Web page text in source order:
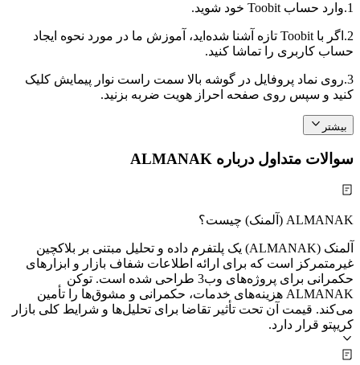
1. وارد حساب Toobit خود شوید.
2.
اگر با Toobit تازه آشنا شده‌اید، آموزش ما در مورد نحوه ایجاد
حساب کاربری را تماشا کنید.
3. روی نماد پروفایل در گوشه بالا سمت راست نوار پیمایش کلیک
کنید و سپس روی صفحه احراز هویت ضربه بزنید.
بیشتر
سوالات متداول درباره ALMANAK
ALMANAK (آلمنک) چیست؟
آلمنک (ALMANAK) یک پلتفرم داده و تحلیل مبتنی بر بلاکچین
غیرمتمرکز است که برای ارائه اطلاعات شفاف بازار و ابزارهای
حکمرانی برای پروژه‌های وب3 طراحی شده است. توکن
ALMANAK هزینه‌های خدمات، حکمرانی و مشوق‌ها را تأمین
می‌کند. قیمت آن تحت تأثیر تقاضا برای تحلیل‌ها و شرایط کلی بازار
کریپتو قرار دارد.